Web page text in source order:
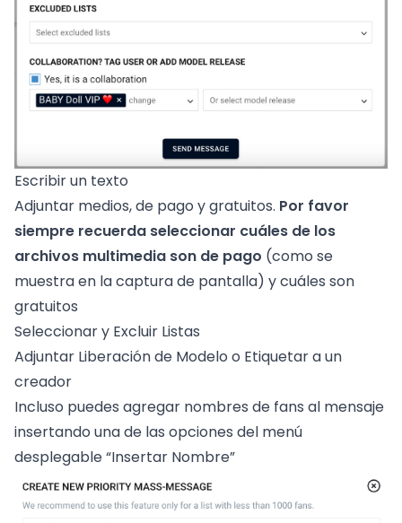
Escribir un texto
Adjuntar medios, de pago y gratuitos. Por favor
siempre recuerda seleccionar cuáles de los
archivos multimedia son de pago (como se
muestra en la captura de pantalla) y cuáles son
gratuitos
Seleccionar y Excluir Listas
Adjuntar Liberación de Modelo o Etiquetar a un
creador
Incluso puedes agregar nombres de fans al mensaje
insertando una de las opciones del menú
desplegable “Insertar Nombre”